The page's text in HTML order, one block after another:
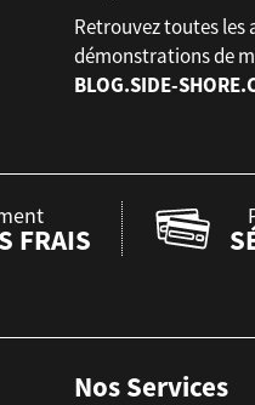
Retrouvez toutes
démonstrations de
BLOG.SIDE-
FRAIS
Nos Services